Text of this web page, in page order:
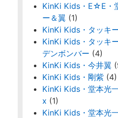
KinKi Kids・E☆E・
ー＆翼 (1)
KinKi Kids・タッキ
KinKi Kids・タッキ
デンボンバー (4)
KinKi Kids・今井翼
KinKi Kids・剛紫 (4)
KinKi Kids・堂本光
x (1)
KinKi Kids・堂本光